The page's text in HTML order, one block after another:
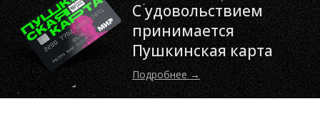
С удовольствием
принимается
Пушкинская карта
Подробнее →